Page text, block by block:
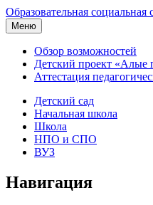
Образовательная социальная
Меню
Обзор возможностей
Детский проект «Алые
Аттестация
Детский сад
Начальная школа
Школа
НПО и СПО
ВУЗ
Навигация